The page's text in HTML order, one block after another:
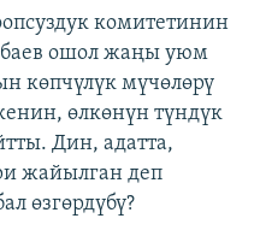
комитетинин
ошол жаңы уюм
көпчүлүк мүчөлөрү
өлкөнүн түндүк
Дин, адатта,
жайылган деп
өзгөрдүбү?